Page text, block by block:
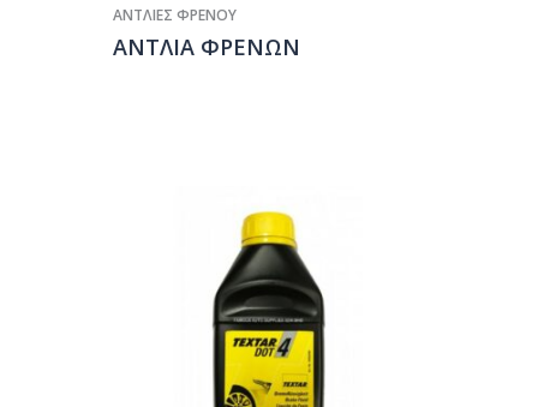
ΑΝΤΛΙΕΣ ΦΡΕΝΟΥ
ΑΝΤΛΙΑ ΦΡΕΝΩΝ